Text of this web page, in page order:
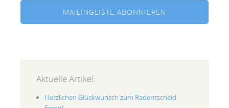
MAILINGLISTE ABONNIEREN
Aktuelle Artikel:
Herzlichen Glückwunsch zum Radentscheid